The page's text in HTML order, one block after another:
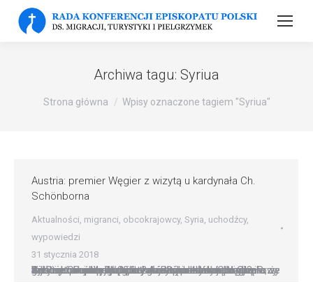
Archiwa tagu: Syriua
Strona główna Wpisy oznaczone tagiem "Syriua"
Austria: premier Węgier z wizytą u kardynała Ch.
Schönborna
Aktualności, migranci, obcokrajowcy, Syria, uchodźcy,
wypowiedzi
31 stycznia 2018
Austria: premier Węgier z wizytą u kardynała Ch. Schönborna Metropolita wiedeński kard. Christoph Schönborn przyjął 30 stycznia przebywającego z wizytą roboczą w stolicy Austrii premiera Węgier Viktora Orbána. Archidiecezja wiedeńska oznajmiła, że do ?nieformalnego spotkania? doszło na prośbę gościa z Budapesztu, a ?głównym tematem rozmowy była sytuacja w Europie i na Bliskim Wschodzie?. Przy tej…